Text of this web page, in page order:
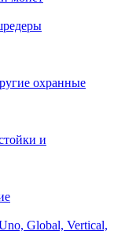
охранные
и
Global, Vertical,